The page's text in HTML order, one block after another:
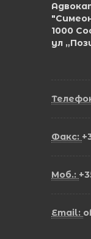
1000
ул
Факс:
Моб.:
Email: